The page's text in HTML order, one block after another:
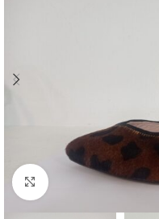
Haga Click para